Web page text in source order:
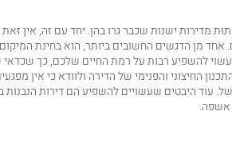
מדירות ישנות שכבר גרו בהן. יחד עם זה, אין
אחד מן הדגשים החשובים ביותר, הוא בחינת
להשפיע רבות על רמת החיים שלכם, כך שכדאי
החיצוני והפנימי של הדירה ולוודא כי אין
עוד היבטים שעשויים להשפיע הם דירות הנבנות
אשפה.